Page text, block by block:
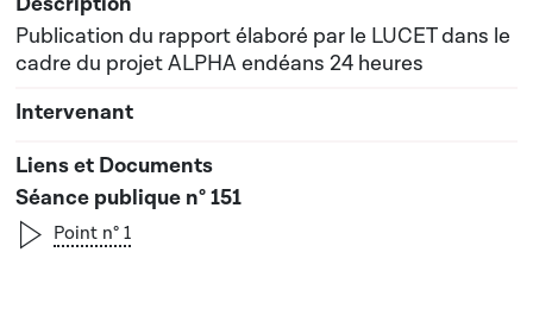
Publication du rapport élaboré par le LUCET dans le
cadre du projet ALPHA endéans 24 heures
Séance publique n° 151
Point n° 1